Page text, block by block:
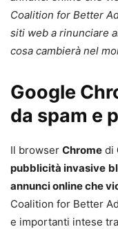
Coalition for Better
siti web a rinunciare
cosa cambierà nel
Google
da spam e
Il browser Chrome di
pubblicità invasive
annunci online che
Coalition for Better
e importanti intese